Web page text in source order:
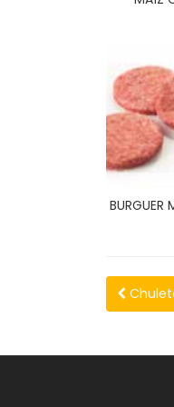
BURGUER